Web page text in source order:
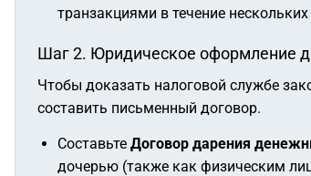
транзакциями в течение
Шаг 2. Юридическое оформление
Чтобы доказать налоговой службе
составить письменный договор.
Составьте Договор дарения
дочерью (также как физическим